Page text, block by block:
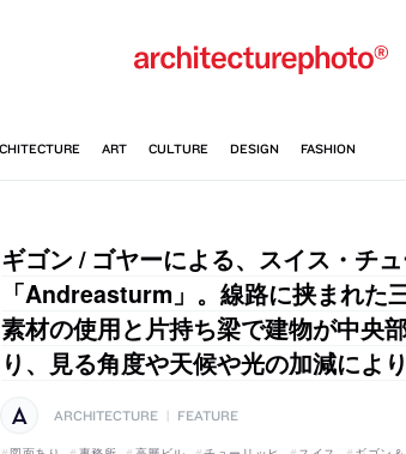
ギゴン / ゴヤーによる、スイス・チ
「Andreasturm」。線路に挟まれた
素材の使用と片持ち梁で建物が中央
り、見る角度や天候や光の加減によ
ARCHITECTURE | FEATURE